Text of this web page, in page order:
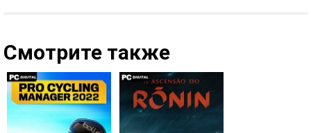
Смотрите также